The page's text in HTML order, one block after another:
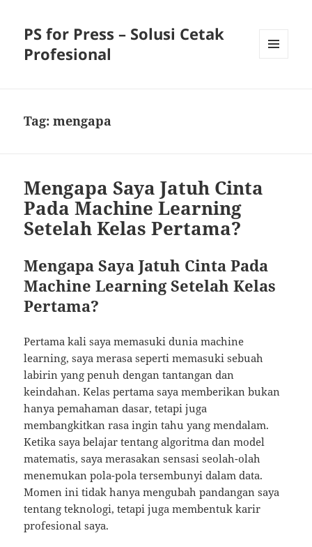
PS for Press – Solusi Cetak
Profesional
Tag:mengapa
Mengapa Saya Jatuh Cinta
Pada Machine Learning
Setelah Kelas Pertama?
Mengapa Saya Jatuh Cinta Pada
Machine Learning Setelah Kelas
Pertama?
Pertama kali saya memasuki dunia machine
learning, saya merasa seperti memasuki sebuah
labirin yang penuh dengan tantangan dan
keindahan. Kelas pertama saya memberikan bukan
hanya pemahaman dasar, tetapi juga
membangkitkan rasa ingin tahu yang mendalam.
Ketika saya belajar tentang algoritma dan model
matematis, saya merasakan sensasi seolah-olah
menemukan pola-pola tersembunyi dalam data.
Momen ini tidak hanya mengubah pandangan saya
tentang teknologi, tetapi juga membentuk karir
profesional saya.